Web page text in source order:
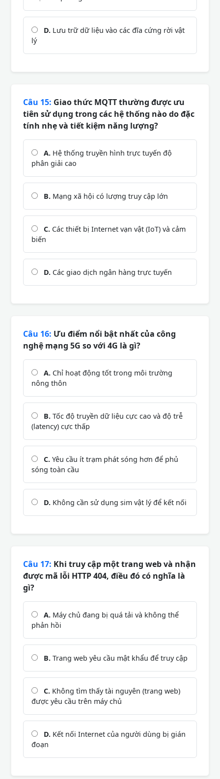
D. Lưu trữ dữ liệu vào các đĩa cứng rời vật
lý
Câu 15: Giao thức MQTT thường được ưu
tiên sử dụng trong các hệ thống nào do đặc
tính nhẹ và tiết kiệm năng lượng?
A. Hệ thống truyền hình trực tuyến độ
phân giải cao
B. Mạng xã hội có lượng truy cập lớn
C. Các thiết bị Internet vạn vật (IoT) và cảm
biến
D. Các giao dịch ngân hàng trực tuyến
Câu 16: Ưu điểm nổi bật nhất của công
nghệ mạng 5G so với 4G là gì?
A. Chỉ hoạt động tốt trong môi trường
nông thôn
B. Tốc độ truyền dữ liệu cực cao và độ trễ
(latency) cực thấp
C. Yêu cầu ít trạm phát sóng hơn để phủ
sóng toàn cầu
D. Không cần sử dụng sim vật lý để kết nối
Câu 17: Khi truy cập một trang web và nhận
được mã lỗi HTTP 404, điều đó có nghĩa là
gì?
A. Máy chủ đang bị quá tải và không thể
phản hồi
B. Trang web yêu cầu mật khẩu để truy cập
C. Không tìm thấy tài nguyên (trang web)
được yêu cầu trên máy chủ
D. Kết nối Internet của người dùng bị gián
đoạn